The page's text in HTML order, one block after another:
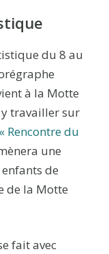
du 8 au
à la Motte
travailler sur
Rencontre du
une
de
de la Motte
fait avec